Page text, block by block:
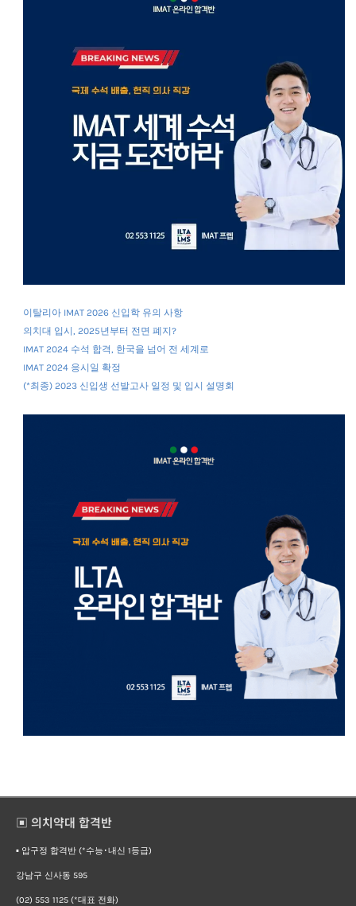
이탈리아 IMAT 2026 신입학 유의 사항
의치대 입시, 2025년부터 전면 폐지?
IMAT 2024 수석 합격, 한국을 넘어 전 세계로
IMAT 2024 응시일 확정
(*최종) 2023 신입생 선발고사 일정 및 입시 설명회
▣ 의치약대 합격반
▪︎ 압구정 합격반 (*수능･내신 1등급)
강남구 신사동 595
(02) 553 1125 (*대표 전화)